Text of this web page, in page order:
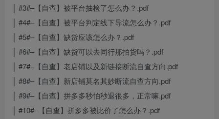
│ #3#–【自查】被平台抽检了怎么办？.pdf
│ #4#–【自查】被平台判定线下导流怎么办？.pdf
│ #5#–【自查】缺货应该怎么办？.pdf
│ #6#–【自查】缺货可以去同行那拍货吗？.pdf
│ #7#–【自查】老店铺以及新链接断流自查方向.pdf
│ #8#–【自查】新店铺莫名其妙断流自查方向.pdf
│ #9#–【自查】拼多多秒怕秒退很多，正常嘛.pdf
│ #10#–【自查】拼多多被比价了怎么办？.pdf